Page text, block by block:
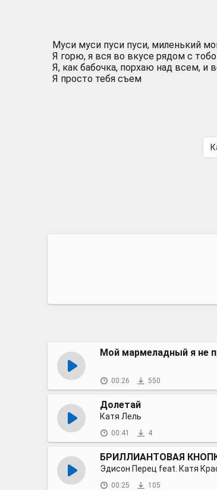
Муси муси пуси пуси, миленький
Я горю, я вся во вкусе рядом с
Я, как бабочка, порхаю над всем, и
Я просто тебя съем
Мой мармеладный я не
00:26 550
Долетай
Катя Лель
00:41 4
БРИЛЛИАНТОВАЯ
Эдисон Перец feat. Катя
00:25 105